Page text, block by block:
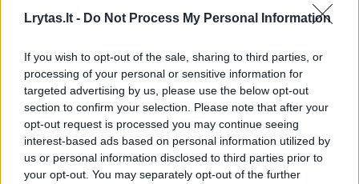
Lrytas.lt - Do Not Process My Personal Information
If you wish to opt-out of the sale, sharing to third parties, or
processing of your personal or sensitive information for
targeted advertising by us, please use the below opt-out
section to confirm your selection. Please note that after your
opt-out request is processed you may continue seeing
interest-based ads based on personal information utilized by
us or personal information disclosed to third parties prior to
your opt-out. You may separately opt-out of the further
pasidarė bloga – neatkalbėjo
net gąsdinimai